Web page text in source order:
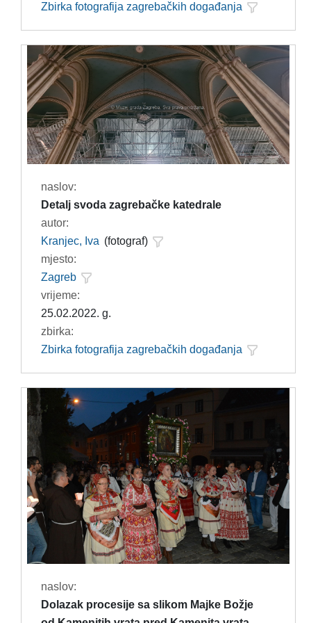
Zbirka fotografija zagrebačkih događanja
naslov:
Detalj svoda zagrebačke katedrale
autor:
Kranjec, Iva (fotograf)
mjesto:
Zagreb
vrijeme:
25.02.2022. g.
zbirka:
Zbirka fotografija zagrebačkih događanja
naslov:
Dolazak procesije sa slikom Majke Božje